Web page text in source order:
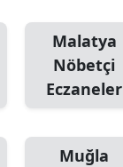
Malatya
Nöbetçi
Eczaneler
Muğla